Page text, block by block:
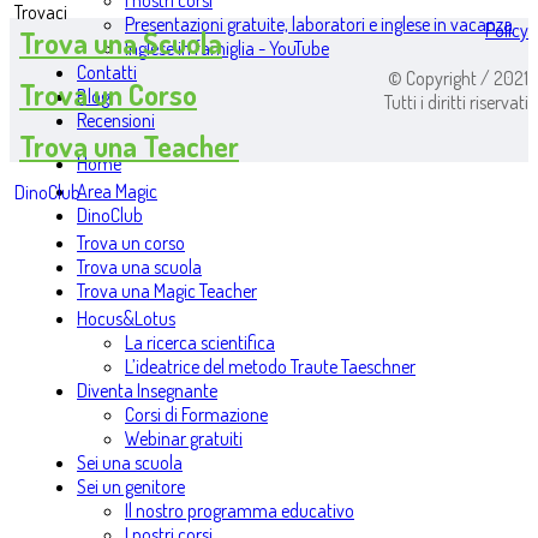
Presentazioni gratuite, laboratori e inglese in vacanza
Inglese in famiglia - YouTube
Contatti
Blog
Recensioni
Home
Area Magic
DinoClub
Trova un corso
Trova una scuola
Trova una Magic Teacher
Hocus&Lotus
La ricerca scientifica
L’ideatrice del metodo Traute Taeschner
Diventa Insegnante
Corsi di Formazione
Webinar gratuiti
Sei una scuola
Sei un genitore
Il nostro programma educativo
Trovaci
Trova una Scuola
Trova un Corso
Trova una Teacher
DinoClub
Policy
© Copyright / 2021
Tutti i diritti riservati